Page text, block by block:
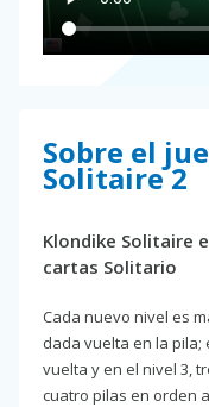
Sobre el
Solitaire 2
Klondike Solitaire
cartas Solitario
Cada nuevo nivel es
dada vuelta en la pila;
vuelta y en el nivel 3,
cuatro pilas en orden